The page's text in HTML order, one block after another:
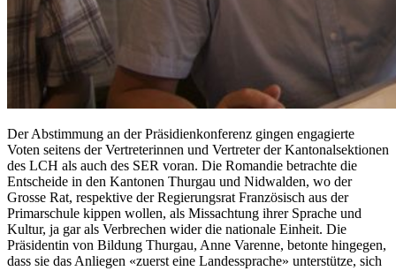
Der Abstimmung an der Präsidienkonferenz gingen engagierte
Voten seitens der Vertreterinnen und Vertreter der Kantonalsektionen
des LCH als auch des SER voran. Die Romandie betrachte die
Entscheide in den Kantonen Thurgau und Nidwalden, wo der
Grosse Rat, respektive der Regierungsrat Französisch aus der
Primarschule kippen wollen, als Missachtung ihrer Sprache und
Kultur, ja gar als Verbrechen wider die nationale Einheit. Die
Präsidentin von Bildung Thurgau, Anne Varenne, betonte hingegen,
dass sie das Anliegen «zuerst eine Landessprache» unterstütze, sich